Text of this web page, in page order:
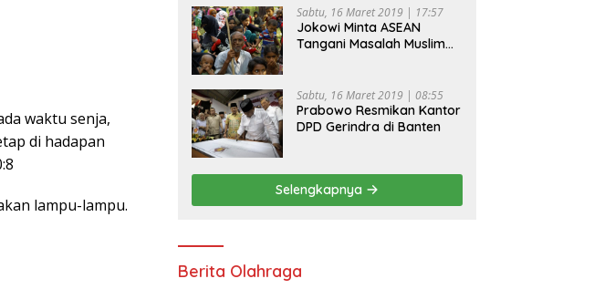
waktu senja,
di hadapan
lampu-lampu.
Sabtu, 16 Maret 2019 | 17:57
Jokowi Minta ASEAN
Tangani Masalah Muslim
Sabtu, 16 Maret 2019 | 08:55
Prabowo Resmikan Kantor
DPD Gerindra di Banten
Selengkapnya
Berita Olahraga